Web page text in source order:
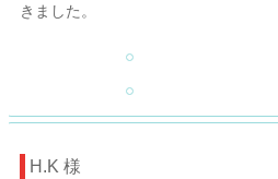
きました。
H.K 様